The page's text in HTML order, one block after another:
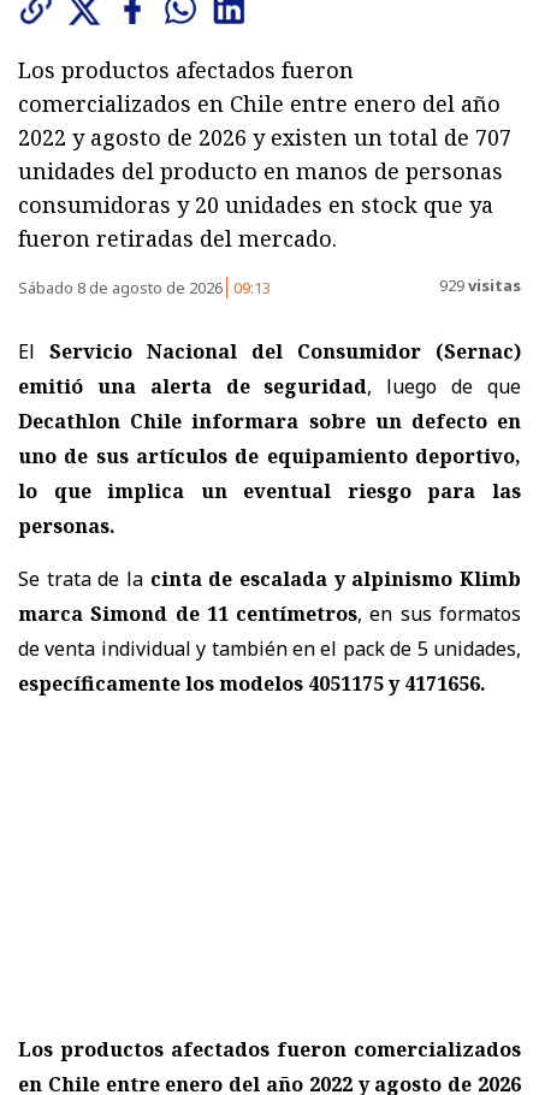
Los productos afectados fueron
comercializados en Chile entre enero del año
2022 y agosto de 2026 y existen un total de 707
unidades del producto en manos de personas
consumidoras y 20 unidades en stock que ya
fueron retiradas del mercado.
Sábado 8 de agosto de 2026 09:13 929visitas
El Servicio Nacional del Consumidor (Sernac)
emitió una alerta de seguridad, luego de que
Decathlon Chile informara sobre un defecto en
uno de sus artículos de equipamiento deportivo,
lo que implica un eventual riesgo para las
personas.
Se trata de la cinta de escalada y alpinismo Klimb
marca Simond de 11 centímetros, en sus formatos
de venta individual y también en el pack de 5 unidades,
específicamente los modelos 4051175 y 4171656.
Los productos afectados fueron comercializados
en Chile entre enero del año 2022 y agosto de 2026